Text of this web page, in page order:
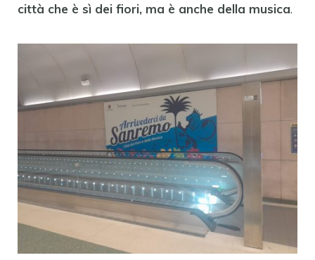
città che è sì dei fiori, ma è anche della musica.